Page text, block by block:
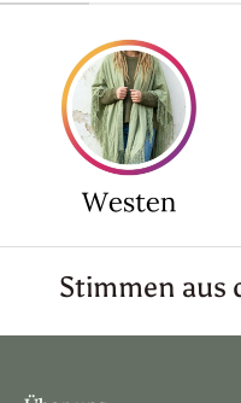
Stimmen aus